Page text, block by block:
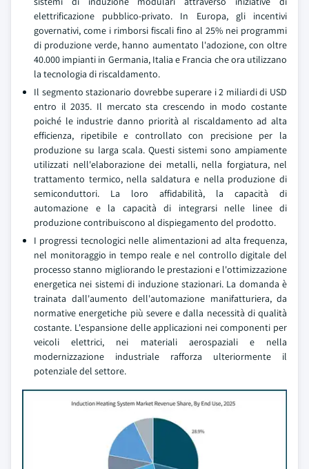
elettrificazione pubblico-privato. In Europa, gli incentivi
governativi, come i rimborsi fiscali fino al 25% nei programmi
di produzione verde, hanno aumentato l'adozione, con oltre
40.000 impianti in Germania, Italia e Francia che ora utilizzano
la tecnologia di riscaldamento.
Il segmento stazionario dovrebbe superare i 2 miliardi di USD
entro il 2035. Il mercato sta crescendo in modo costante
poiché le industrie danno priorità al riscaldamento ad alta
efficienza, ripetibile e controllato con precisione per la
produzione su larga scala. Questi sistemi sono ampiamente
utilizzati nell'elaborazione dei metalli, nella forgiatura, nel
trattamento termico, nella saldatura e nella produzione di
semiconduttori. La loro affidabilità, la capacità di
automazione e la capacità di integrarsi nelle linee di
produzione contribuiscono al dispiegamento del prodotto.
I progressi tecnologici nelle alimentazioni ad alta frequenza,
nel monitoraggio in tempo reale e nel controllo digitale del
processo stanno migliorando le prestazioni e l'ottimizzazione
energetica nei sistemi di induzione stazionari. La domanda è
trainata dall'aumento dell'automazione manifatturiera, da
normative energetiche più severe e dalla necessità di qualità
costante. L'espansione delle applicazioni nei componenti per
veicoli elettrici, nei materiali aerospaziali e nella
modernizzazione industriale rafforza ulteriormente il
potenziale del settore.